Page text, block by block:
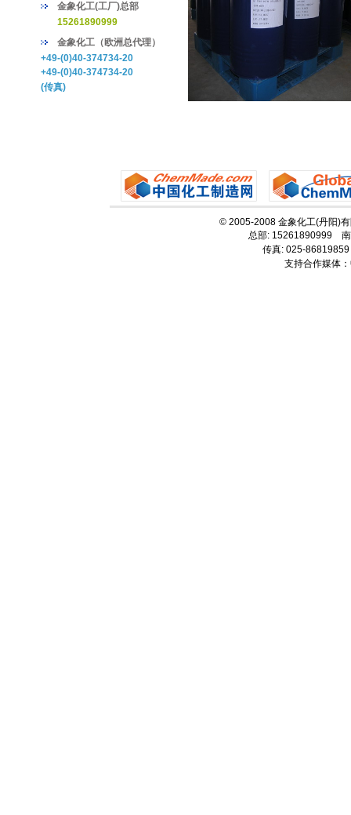
金象化工(工厂)总部
15261890999
金象化工（欧洲总代理）
+49-(0)40-374734-20
+49-(0)40-374734-20
(传真)
© 2005-2008 金象化工(丹阳)
总部: 15261890999
传真: 025-
支持合作媒体：